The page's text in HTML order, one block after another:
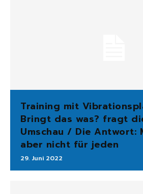
Training mit
Bringt das was? fragt
Umschau / Die Antwort:
aber nicht für jeden
29. Juni 2022